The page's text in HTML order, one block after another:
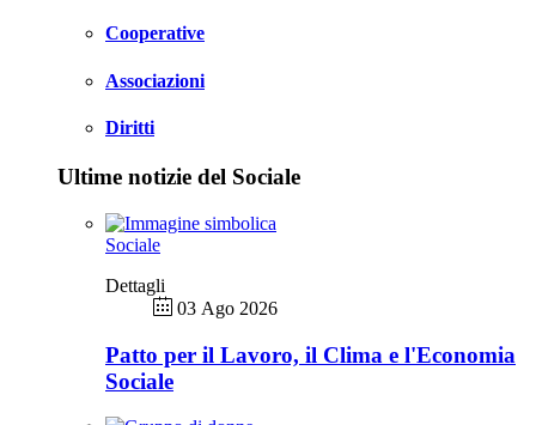
Cooperative
Associazioni
Diritti
Ultime notizie del Sociale
Sociale
Dettagli
03 Ago 2026
Patto per il Lavoro, il Clima e l'Economia
Sociale